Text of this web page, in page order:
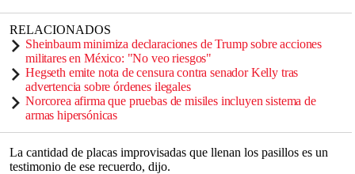
RELACIONADOS
Sheinbaum minimiza declaraciones de Trump sobre acciones
militares en México: "No veo riesgos"
Hegseth emite nota de censura contra senador Kelly tras
advertencia sobre órdenes ilegales
Norcorea afirma que pruebas de misiles incluyen sistema de
armas hipersónicas
La cantidad de placas improvisadas que llenan los pasillos es un
testimonio de ese recuerdo, dijo.